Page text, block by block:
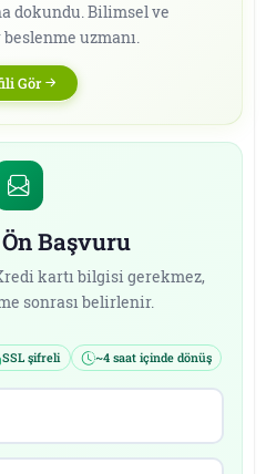
dokundu. Bilimsel ve
uzmanı.
Gör
Başvuru
kartı bilgisi gerekmez,
sonrası belirlenir.
SSL şifreli ~4 saat içinde dönüş